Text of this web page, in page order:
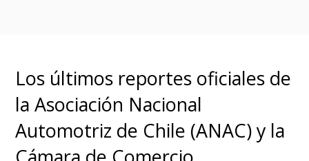
Los últimos reportes oficiales de
la Asociación Nacional
Automotriz de Chile (ANAC) y la